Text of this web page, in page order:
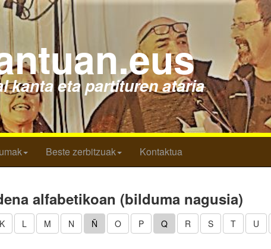
kanta eta partituren ataria
Beste zerbitzuak Kontaktua
alfabetikoan (bilduma nagusia)
K L M N Ñ O P Q R S T U